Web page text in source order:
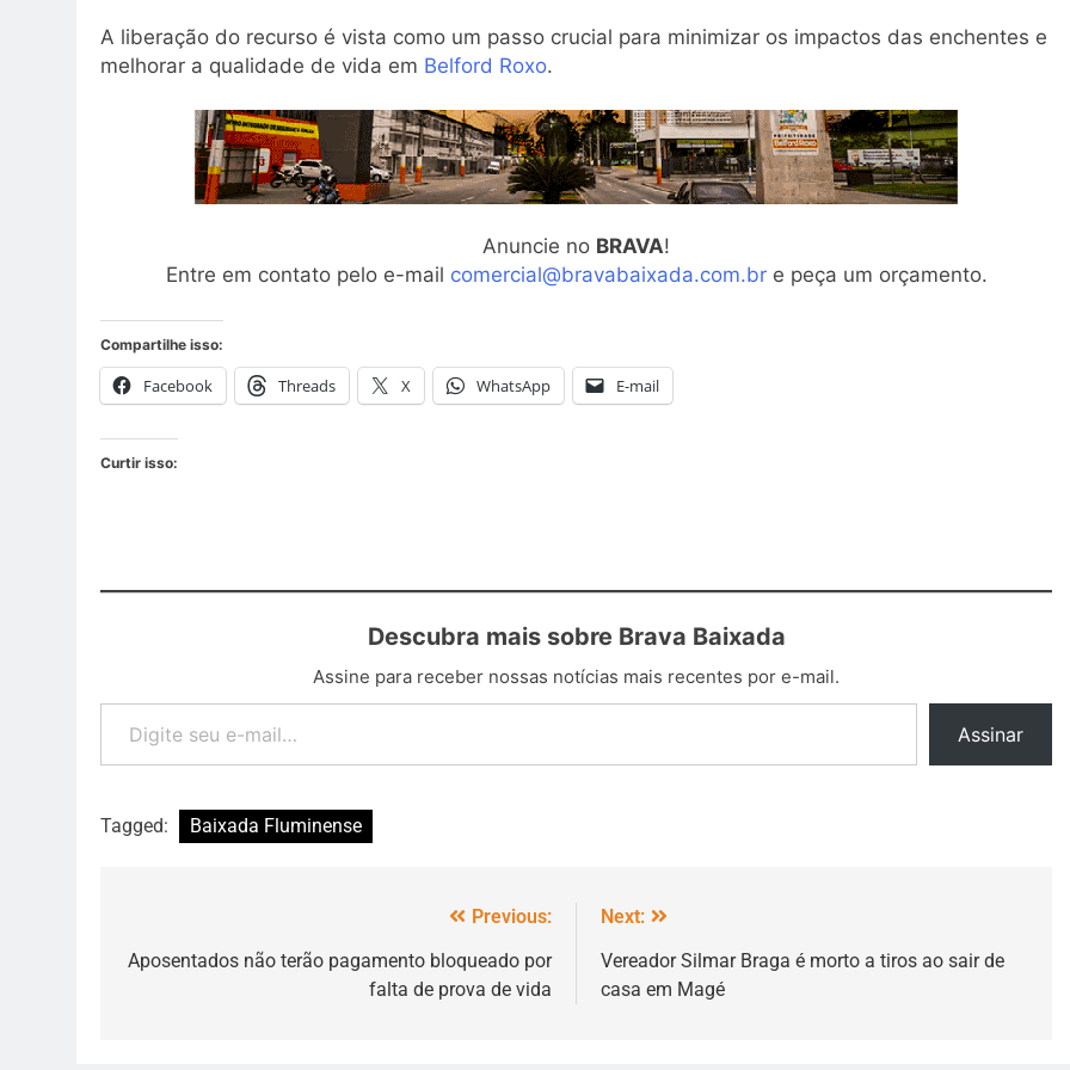
A liberação do recurso é vista como um passo crucial para minimizar os impactos das enchentes e
melhorar a qualidade de vida em Belford Roxo.
Anuncie no BRAVA!
Entre em contato pelo e-mail comercial@bravabaixada.com.bre peça um orçamento.
Compartilhe isso:
Facebook Threads X WhatsApp E-mail
Curtir isso:
Descubra mais sobre Brava Baixada
Assine para receber nossas notícias mais recentes por e-mail.
Assinar
Tagged: Baixada Fluminense
Previous:
Aposentados não terão pagamento bloqueado por
falta de prova de vida
Next:
Vereador Silmar Braga é morto a tiros ao sair de
casa em Magé